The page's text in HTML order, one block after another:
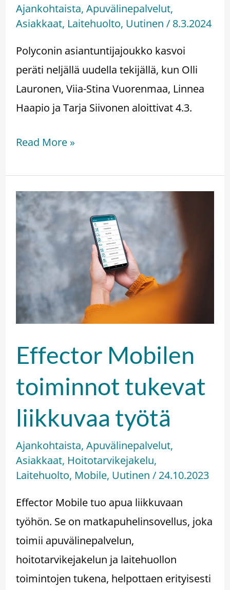
Ajankohtaista, Apuvälinepalvelut,
Asiakkaat, Laitehuolto, Uutinen / 8.3.2024
Polyconin asiantuntijajoukko kasvoi
peräti neljällä uudella tekijällä, kun Olli
Lauronen, Viia-Stina Vuorenmaa, Linnea
Haapio ja Tarja Siivonen aloittivat 4.3.
Read More »
Effector Mobilen
toiminnot tukevat
liikkuvaa työtä
Ajankohtaista, Apuvälinepalvelut,
Asiakkaat, Hoitotarvikejakelu,
Laitehuolto, Mobile, Uutinen / 24.10.2023
Effector Mobile tuo apua liikkuvaan
työhön. Se on matkapuhelinsovellus, joka
toimii apuvälinepalvelun,
hoitotarvikejakelun ja laitehuollon
toimintojen tukena, helpottaen erityisesti
Effector
Mobilen
toiminnot
tukevat
liikkuvaa
työtä